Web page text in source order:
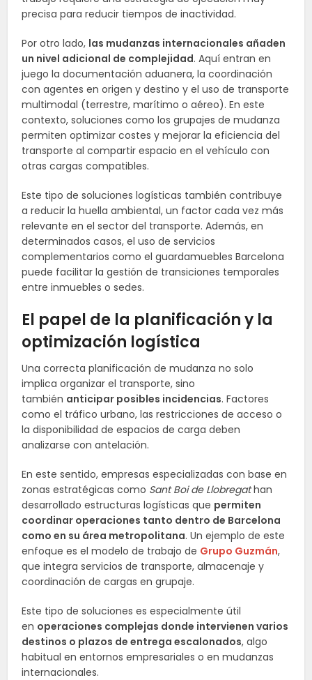
precisa para reducir tiempos de inactividad.
Por otro lado, las mudanzas internacionales añaden
un nivel adicional de complejidad. Aquí entran en
juego la documentación aduanera, la coordinación
con agentes en origen y destino y el uso de transporte
multimodal (terrestre, marítimo o aéreo). En este
contexto, soluciones como los grupajes de mudanza
permiten optimizar costes y mejorar la eficiencia del
transporte al compartir espacio en el vehículo con
otras cargas compatibles.
Este tipo de soluciones logísticas también contribuye
a reducir la huella ambiental, un factor cada vez más
relevante en el sector del transporte. Además, en
determinados casos, el uso de servicios
complementarios como el guardamuebles Barcelona
puede facilitar la gestión de transiciones temporales
entre inmuebles o sedes.
El papel de la planificación y la
optimización logística
Una correcta planificación de mudanza no solo
implica organizar el transporte, sino
también anticipar posibles incidencias. Factores
como el tráfico urbano, las restricciones de acceso o
la disponibilidad de espacios de carga deben
analizarse con antelación.
En este sentido, empresas especializadas con base en
zonas estratégicas como Sant Boi de Llobregathan
desarrollado estructuras logísticas que permiten
coordinar operaciones tanto dentro de Barcelona
como en su área metropolitana. Un ejemplo de este
enfoque es el modelo de trabajo de Grupo Guzmán,
que integra servicios de transporte, almacenaje y
coordinación de cargas en grupaje.
Este tipo de soluciones es especialmente útil
en operaciones complejas donde intervienen varios
destinos o plazos de entrega escalonados, algo
habitual en entornos empresariales o en mudanzas
internacionales.